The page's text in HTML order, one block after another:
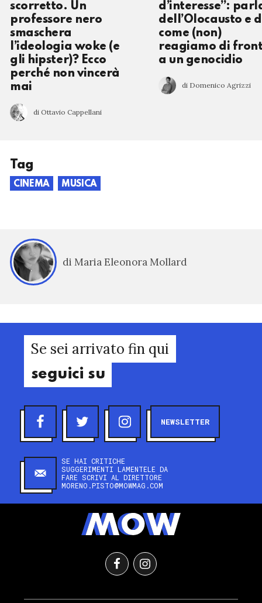
scorretto. Un
professore nero
smaschera
l’ideologia woke (e
gli hipster)? Ecco
perché non vincerà
mai
di Ottavio Cappellani
d’interesse”:
dell’Olocausto e
come (non)
reagiamo di
a un genocidio
di Domenico Agrizzi
Tag
CINEMA MUSICA
di Maria Eleonora Mollard
Se sei arrivato fin qui
seguici su
NEWSLETTER
SE HAI CRITICHE
SUGGERIMENTI LAMENTELE DA
FARE SCRIVI AL DIRETTORE
MORENO.PISTO@MOWMAG.COM